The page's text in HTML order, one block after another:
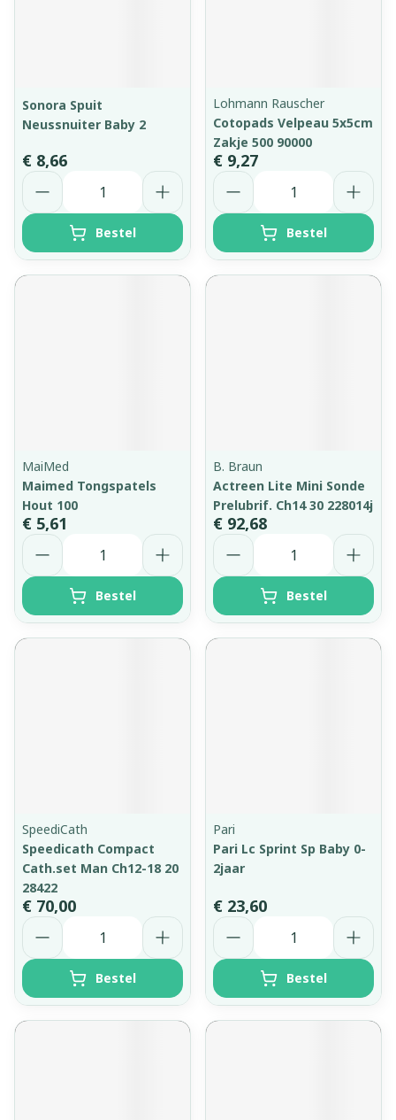
Sonora Spuit
Neussnuiter Baby 2
€ 8,66
Aantal
Bestel
Lohmann Rauscher
Cotopads Velpeau 5x5cm
Zakje 500 90000
€ 9,27
Aantal
Bestel
MaiMed
Maimed Tongspatels
Hout 100
€ 5,61
Aantal
Bestel
B. Braun
Actreen Lite Mini Sonde
Prelubrif. Ch14 30 228014j
€ 92,68
Aantal
Bestel
SpeediCath
Speedicath Compact
Cath.set Man Ch12-18 20
28422
€ 70,00
Aantal
Bestel
Pari
Pari Lc Sprint Sp Baby 0-
2jaar
€ 23,60
Aantal
Bestel